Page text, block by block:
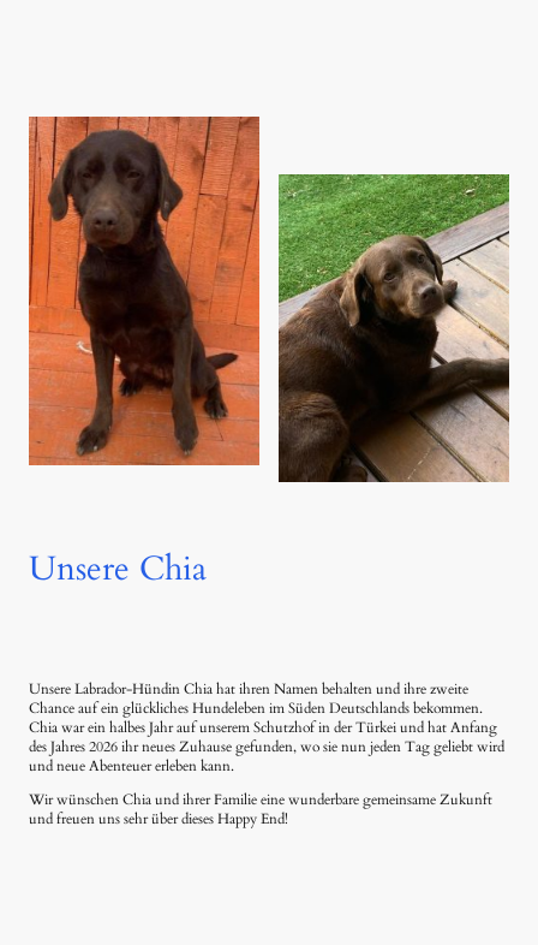
Unsere Chia
Unsere Labrador-Hündin Chia hat ihren Namen behalten und ihre zweite
Chance auf ein glückliches Hundeleben im Süden Deutschlands bekommen.
Chia war ein halbes Jahr auf unserem Schutzhof in der Türkei und hat Anfang
des Jahres 2026 ihr neues Zuhause gefunden, wo sie nun jeden Tag geliebt wird
und neue Abenteuer erleben kann.
Wir wünschen Chia und ihrer Familie eine wunderbare gemeinsame Zukunft
und freuen uns sehr über dieses Happy End!